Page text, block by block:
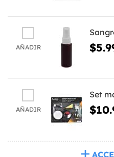
AÑADIR
AÑADIR
Set